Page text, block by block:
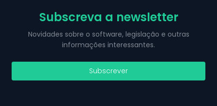
Subscreva a newsletter
Novidades sobre o software, legislação e outras
informações interessantes.
Subscrever